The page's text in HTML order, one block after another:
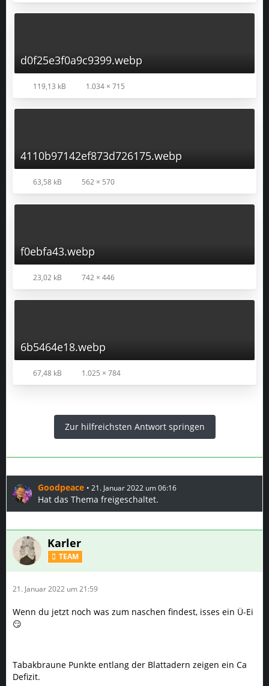
d0f25e3f0a9c9399.webp
119,13 kB 1.034 × 715
4110b97142ef873d726175.webp
63,58 kB 562 × 570
f0ebfa43.webp
23,02 kB 742 × 446
6b5464e18.webp
67,48 kB 1.025 × 784
Zur hilfreichsten Antwort springen
Goodpeace 21. Januar 2022 um 06:16
Hat das Thema freigeschaltet.
Karler
TEAM
21. Januar 2022 um 21:59
Wenn du jetzt noch was zum naschen findest, isses ein Ü-Ei
😏
Tabakbraune Punkte entlang der Blattadern zeigen ein Ca
Defizit.